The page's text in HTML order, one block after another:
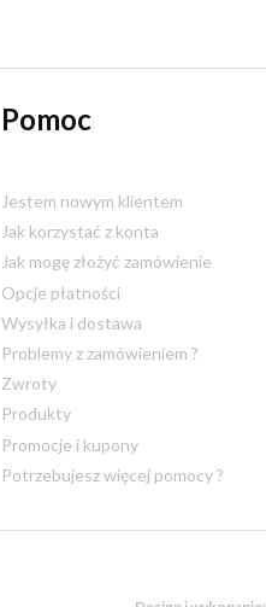
Pomoc
Jestem nowym klientem
Jak korzystać z konta
Jak mogę złożyć zamówienie
Opcje płatności
Wysyłka i dostawa
Problemy z zamówieniem ?
Zwroty
Produkty
Promocje i kupony
Potrzebujesz więcej pomocy ?